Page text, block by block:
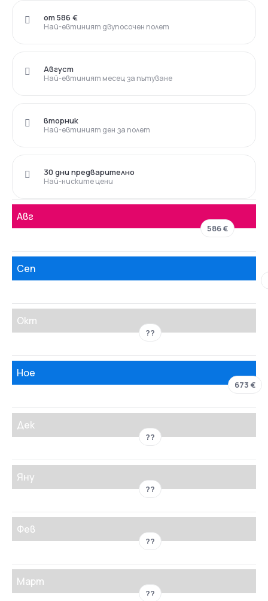
Най-евтиният двупосочен полет
от 586 €
Най-евтиният месец за пътуване
Август
Най-евтиният ден за полет
вторник
Най-ниските цени
30 дни предварително
Авг
586 €
Сеп
Окт
??
Ное
673 €
Дек
??
Яну
??
Фев
??
Март
??